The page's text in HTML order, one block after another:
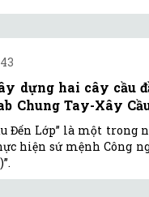
dựng hai cây cầu
Chung Tay-Xây
Đến Lớp” là một trong
hiện sứ mệnh Công